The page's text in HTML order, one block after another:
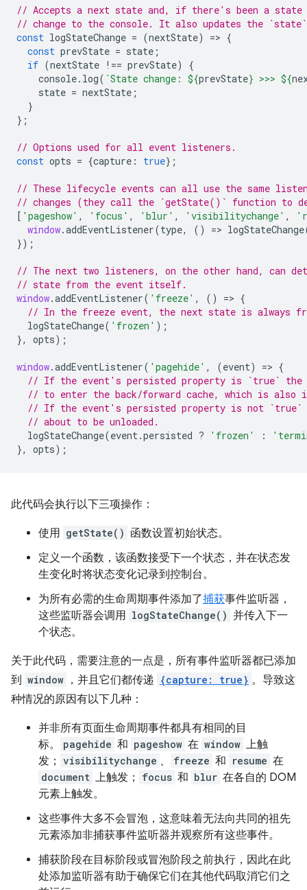
// Accepts a next state and, if there's been a state
// change to the console. It also updates the `state`
const logStateChange = (nextState) => {
const prevState = state ;
if (nextState !== prevState)
{
console. log( `State change: ${prevState} >>> ${
state = nextState ;
}
};
// Options used for all event listeners.
const opts = {capture : true};
// These lifecycle events can all use the same
// changes (they call the `getState()` function to
[ 'pageshow' , 'focus' , 'blur' , 'visibilitychange' ,
window.addEventListener(type, () => logStateChange
});
// The next two listeners, on the other hand, can
// state from the event itself.
window.addEventListener( 'freeze' , () => {
// In the freeze event, the next state is always
logStateChange( 'frozen' );
},
opts);
window.addEventListener( 'pagehide' , (event) => {
// If the event's persisted property is `true` the
// to enter the back/forward cache, which is also
// If the event's persisted property is not `true`
// about to be unloaded.
logStateChange(event .persisted ? 'frozen' :
},
opts);
此代码会执行以下三项操作：
使用 getState() 函数设置初始状态。
定义一个函数，该函数接受下一个状态，并在状态发
生变化时将状态变化记录到控制台。
为所有必需的生命周期事件添加了捕获事件监听器，
这些监听器会调用 logStateChange() 并传入下一
个状态。
关于此代码，需要注意的一点是，所有事件监听器都已添加
到 window ，并且它们都传递 {capture: true} 。导致这
种情况的原因有以下几种：
并非所有页面生命周期事件都具有相同的目
标。
pagehide 和 pageshow 在 window 上触
发； visibilitychange 、 freeze 和 resume 在
document 上触发； focus 和 blur 在各自的 DOM
元素上触发。
这些事件大多不会冒泡，这意味着无法向共同的祖先
元素添加非捕获事件监听器并观察所有这些事件。
捕获阶段在目标阶段或冒泡阶段之前执行，因此在此
处添加监听器有助于确保它们在其他代码取消它们之